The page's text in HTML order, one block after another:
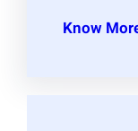
Know